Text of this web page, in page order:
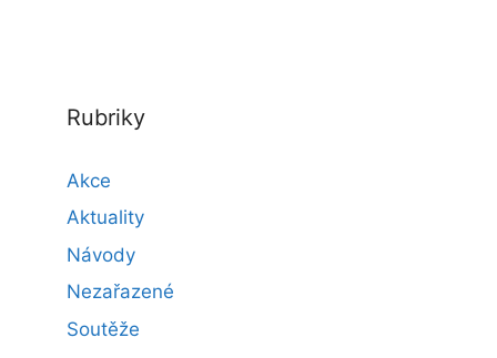
Rubriky
Akce
Aktuality
Návody
Nezařazené
Soutěže